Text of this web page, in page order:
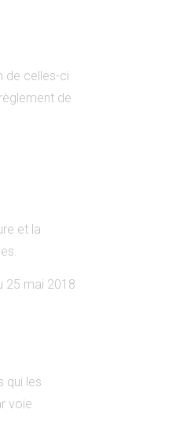
de celles-ci
de
et la
25 mai 2018
qui les
voie